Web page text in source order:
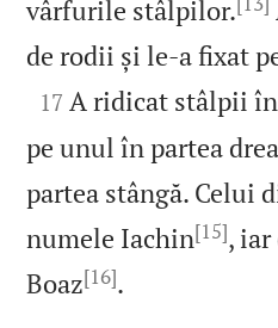
vârfurile stâlpilor.
de rodii și le‑a fixat

17 A ridicat stâlpii
pe unul în partea
partea stângă. Celui
numele Iachin[15],
Boaz[16].